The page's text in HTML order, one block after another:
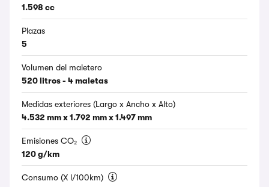
1.598 cc
Plazas
5
Volumen del maletero
520 litros - 4 maletas
Medidas exteriores (Largo x Ancho x Alto)
4.532 mm x 1.792 mm x 1.497 mm
Emisiones CO₂
120 g/km
Consumo (X l/100km)